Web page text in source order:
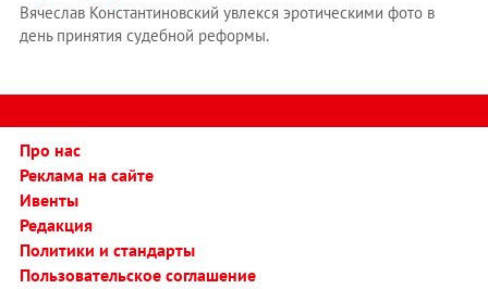
Вячеслав Константиновский увлекся эротическими фото в
день принятия судебной реформы.
Про нас
Реклама на сайте
Ивенты
Редакция
Политики и стандарты
Пользовательское соглашение